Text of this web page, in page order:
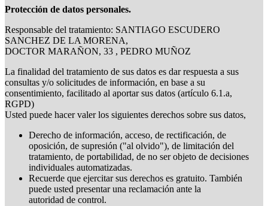
Protección de datos personales.
Responsable del tratamiento: SANTIAGO ESCUDERO
SANCHEZ DE LA MORENA,
DOCTOR MARAÑON, 33 , PEDRO MUÑOZ
La finalidad del tratamiento de sus datos es dar respuesta a sus
consultas y/o solicitudes de información, en base a su
consentimiento, facilitado al aportar sus datos (artículo 6.1.a,
RGPD)
Usted puede hacer valer los siguientes derechos sobre sus datos,
Derecho de información, acceso, de rectificación, de
oposición, de supresión ("al olvido"), de limitación del
tratamiento, de portabilidad, de no ser objeto de decisiones
individuales automatizadas.
Recuerde que ejercitar sus derechos es gratuito. También
puede usted presentar una reclamación ante la
autoridad de control.